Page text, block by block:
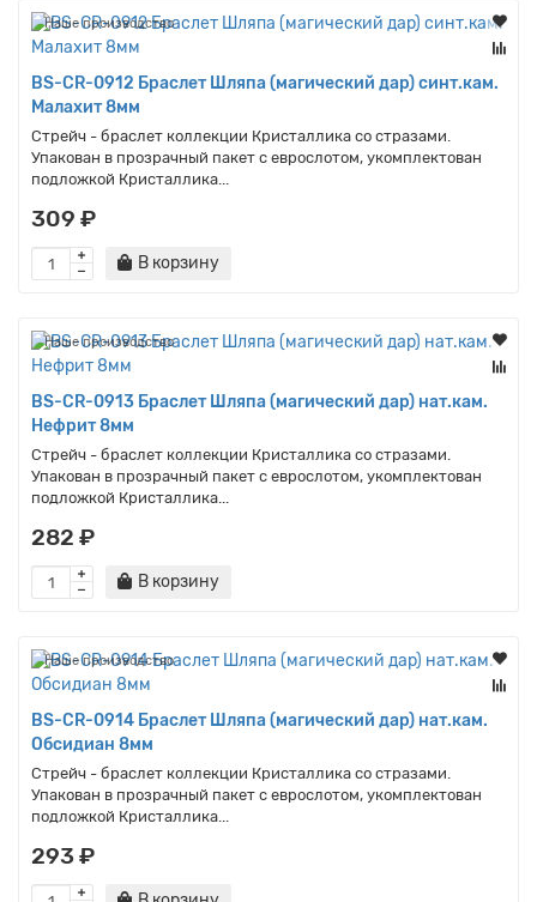
Наше производство
BS-CR-0912 Браслет Шляпа (магический дар) синт.кам.
Малахит 8мм
Стрейч - браслет коллекции Кристаллика со стразами.
Упакован в прозрачный пакет с еврослотом, укомплектован
подложкой Кристаллика...
309 ₽
В корзину
Наше производство
BS-CR-0913 Браслет Шляпа (магический дар) нат.кам.
Нефрит 8мм
Стрейч - браслет коллекции Кристаллика со стразами.
Упакован в прозрачный пакет с еврослотом, укомплектован
подложкой Кристаллика...
282 ₽
В корзину
Наше производство
BS-CR-0914 Браслет Шляпа (магический дар) нат.кам.
Обсидиан 8мм
Стрейч - браслет коллекции Кристаллика со стразами.
Упакован в прозрачный пакет с еврослотом, укомплектован
подложкой Кристаллика...
293 ₽